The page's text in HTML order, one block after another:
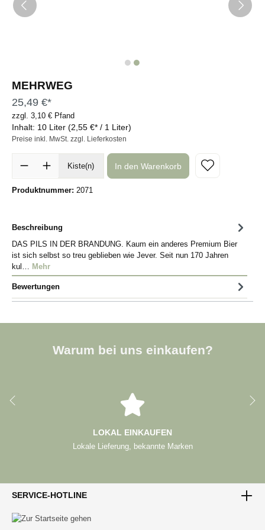
MEHRWEG
25,49 €*
zzgl. 3,10 € Pfand
Inhalt: 10 Liter (2,55 €* / 1 Liter)
Preise inkl. MwSt. zzgl. Lieferkosten
Kiste(n) In den Warenkorb
Produktnummer: 2071
Beschreibung
DAS PILS IN DER BRANDUNG. Kaum ein anderes Premium Bier
ist sich selbst so treu geblieben wie Jever. Seit nun 170 Jahren
kul… Mehr
Bewertungen
Warum bei uns einkaufen?
LOKAL EINKAUFEN
Lokale Lieferung, bekannte Marken
SERVICE-HOTLINE